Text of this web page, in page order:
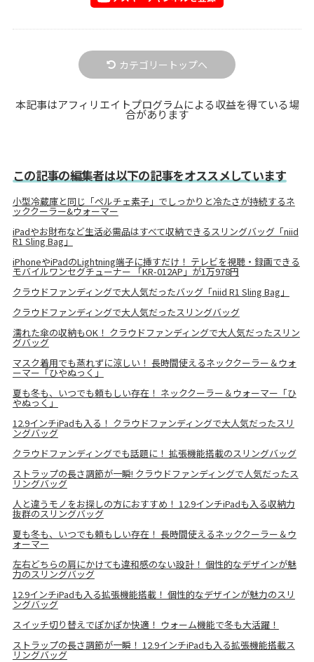
カテゴリートップへ
本記事はアフィリエイトプログラムによる収益を得ている場
合があります
この記事の編集者は以下の記事をオススメしています
小型冷蔵庫と同じ「ペルチェ素子」でしっかりと冷たさが持続するネ
ッククーラー&ウォーマー
iPadやお財布など生活必需品はすべて収納できるスリングバッグ「niid
R1 Sling Bag」
iPhoneやiPadのLightning端子に挿すだけ！ テレビを視聴・録画できる
モバイルワンセグチューナー 「KR-012AP」が1万978円
クラウドファンディングで大人気だったバッグ「niid R1 Sling Bag」
クラウドファンディングで大人気だったスリングバッグ
濡れた傘の収納もOK！ クラウドファンディングで大人気だったスリン
グバッグ
マスク着用でも蒸れずに涼しい！ 長時間使えるネッククーラー＆ウォ
ーマー「ひやぬっく」
夏も冬も、いつでも頼もしい存在！ ネッククーラー＆ウォーマー「ひ
やぬっく」
12.9インチiPadも入る！ クラウドファンディングで大人気だったスリ
ングバッグ
クラウドファンディングでも話題に！ 拡張機能搭載のスリングバッグ
ストラップの長さ調節が一瞬! クラウドファンディングで人気だったス
リングバッグ
人と違うモノをお探しの方におすすめ！ 12.9インチiPadも入る収納力
抜群のスリングバッグ
夏も冬も、いつでも頼もしい存在！ 長時間使えるネッククーラー＆ウ
ォーマー
左右どちらの肩にかけても違和感のない設計！ 個性的なデザインが魅
力のスリングバッグ
12.9インチiPadも入る拡張機能搭載！ 個性的なデザインが魅力のスリ
ングバッグ
スイッチ切り替えでぽかぽか快適！ ウォーム機能で冬も大活躍！
ストラップの長さ調節が一瞬！ 12.9インチiPadも入る拡張機能搭載ス
リングバッグ